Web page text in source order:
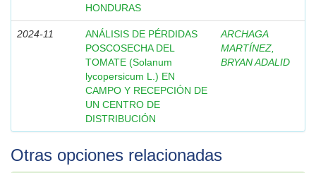
HONDURAS
2024-11
ANÁLISIS DE PÉRDIDAS
POSCOSECHA DEL
TOMATE (Solanum
lycopersicum L.) EN
CAMPO Y RECEPCIÓN DE
UN CENTRO DE
DISTRIBUCIÓN
ARCHAGA
MARTÍNEZ,
BRYAN ADALID
Otras opciones relacionadas